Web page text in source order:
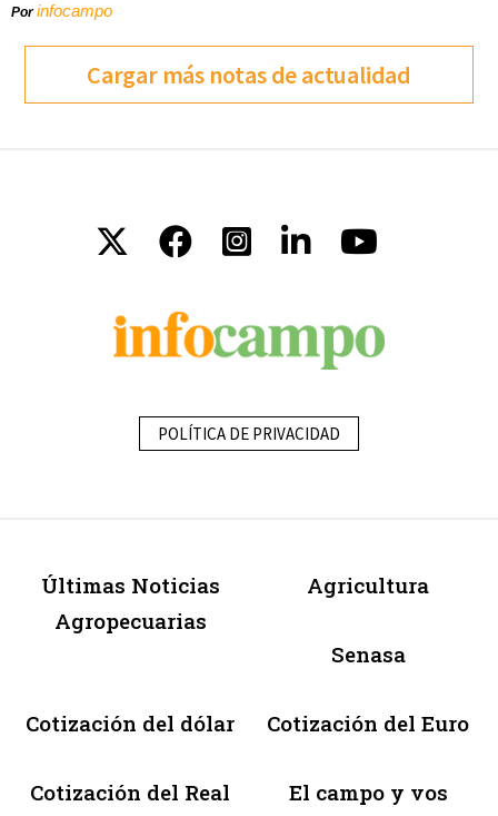
Porinfocampo
Cargar más notas de actualidad
POLÍTICA DE PRIVACIDAD
Últimas Noticias
Agropecuarias
Agricultura
Senasa
Cotización del dólar Cotización del Euro
Cotización del Real El campo y vos